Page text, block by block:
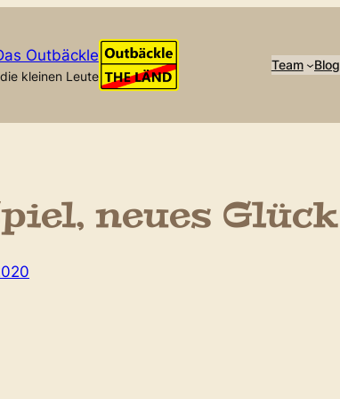
Outbäckle
kleinen Leute
Team Blog
neues Glück